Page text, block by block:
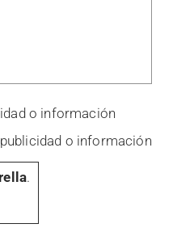
o información
o información
.